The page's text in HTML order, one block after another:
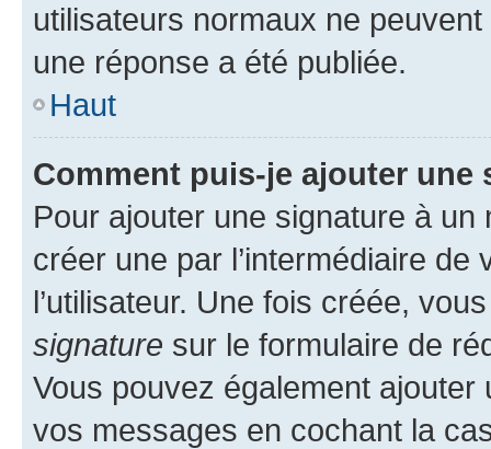
utilisateurs normaux ne
une réponse a été publiée.
Haut
Comment puis-je ajouter une
Pour ajouter une signature à un
créer une par l’intermédiaire
l’utilisateur. Une fois créée,
signature sur le formulaire de
Vous pouvez également
vos messages en cochant la